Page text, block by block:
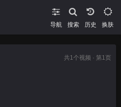
导航 搜索 换肤
共1 个视频 · 第1页